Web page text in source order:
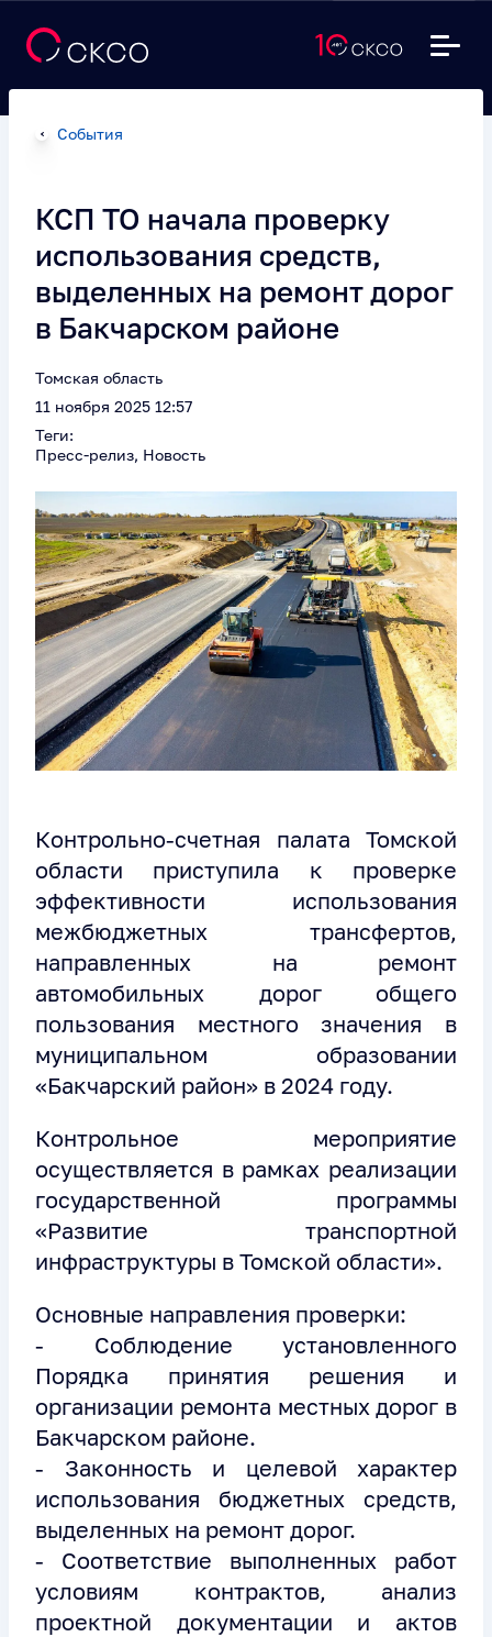
События
КСП ТО начала проверку
использования средств,
выделенных на ремонт дорог
в Бакчарском районе
Томская область
11 ноября 2025 12:57
Теги:
Пресс-релиз, Новость
Контрольно-счетная палата Томской
области приступила к проверке
эффективности использования
межбюджетных трансфертов,
направленных на ремонт
автомобильных дорог общего
пользования местного значения в
муниципальном образовании
«Бакчарский район» в 2024 году.
Контрольное мероприятие
осуществляется в рамках реализации
государственной программы
«Развитие транспортной
инфраструктуры в Томской области».
Основные направления проверки:
- Соблюдение установленного
Порядка принятия решения и
организации ремонта местных дорог в
Бакчарском районе.
- Законность и целевой характер
использования бюджетных средств,
выделенных на ремонт дорог.
- Соответствие выполненных работ
условиям контрактов, анализ
проектной документации и актов